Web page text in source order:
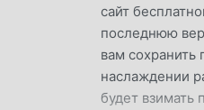
сайт
последнюю
вам сохранить
наслаждении
будет взимать